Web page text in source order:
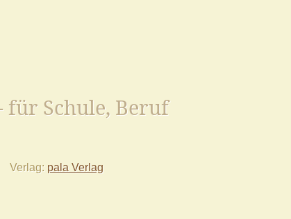
Schule, Beruf
Verlag pala Verlag